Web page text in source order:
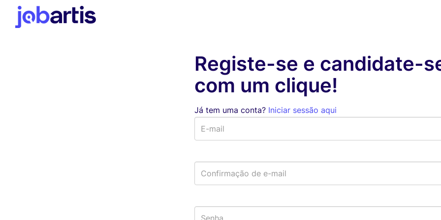
Registe-se e candidate-
com um clique!
Já tem uma conta? Iniciar sessão aqui